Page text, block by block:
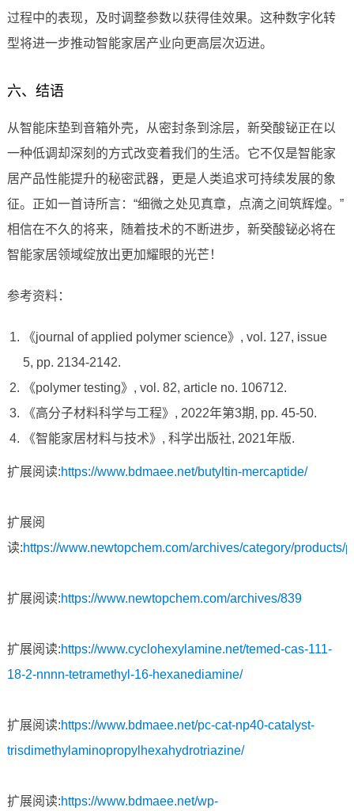
过程中的表现，及时调整参数以获得佳效果。这种数字化转
型将进一步推动智能家居产业向更高层次迈进。
六、结语
从智能床垫到音箱外壳，从密封条到涂层，新癸酸铋正在以
一种低调却深刻的方式改变着我们的生活。它不仅是智能家
居产品性能提升的秘密武器，更是人类追求可持续发展的象
征。正如一首诗所言：“细微之处见真章，点滴之间筑辉煌。”
相信在不久的将来，随着技术的不断进步，新癸酸铋必将在
智能家居领域绽放出更加耀眼的光芒！
参考资料：
《journal of applied polymer science》, vol. 127, issue
5, pp. 2134-2142.
《polymer testing》, vol. 82, article no. 106712.
《高分子材料科学与工程》, 2022年第3期, pp. 45-50.
《智能家居材料与技术》, 科学出版社, 2021年版.
扩展阅读:https://www.bdmaee.net/butyltin-mercaptide/
扩展阅
读:https://www.newtopchem.com/archives/category/products/
扩展阅读:https://www.newtopchem.com/archives/839
扩展阅读:https://www.cyclohexylamine.net/temed-cas-111-
18-2-nnnn-tetramethyl-16-hexanediamine/
扩展阅读:https://www.bdmaee.net/pc-cat-np40-catalyst-
trisdimethylaminopropylhexahydrotriazine/
扩展阅读:https://www.bdmaee.net/wp-